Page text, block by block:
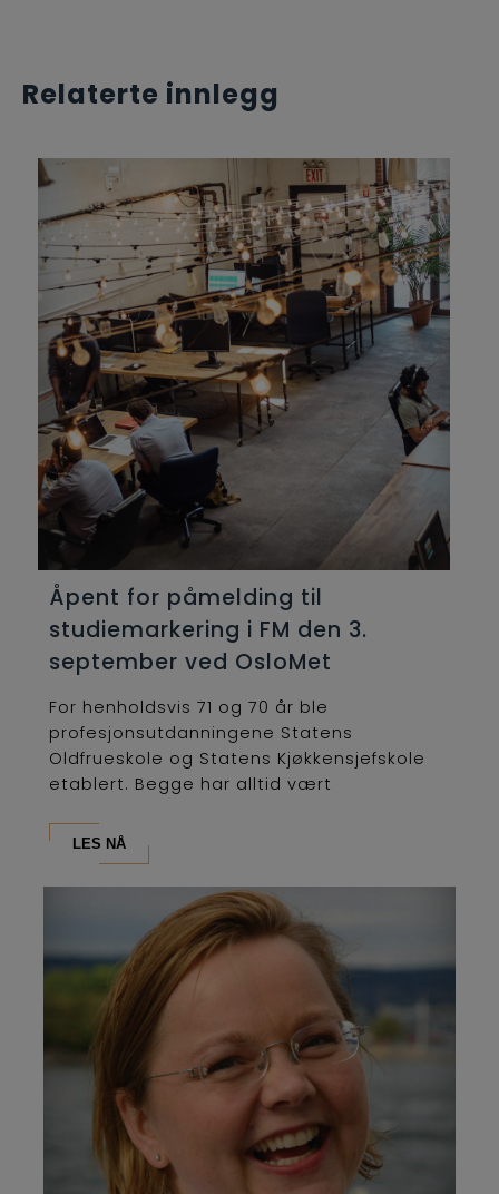
Relaterte innlegg
Åpent for påmelding til
studiemarkering i FM den 3.
september ved OsloMet
For henholdsvis 71 og 70 år ble
profesjonsutdanningene Statens
Oldfrueskole og Statens Kjøkkensjefskole
etablert. Begge har alltid vært
LES NÅ